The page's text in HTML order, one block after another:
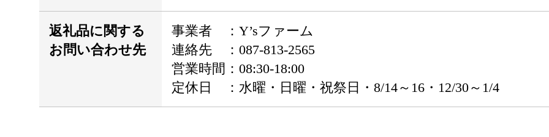
返礼品に関する
お問い合わせ先
事業者 ：Y’sファーム
連絡先 ：087-813-2565
営業時間：08:30-18:00
定休日 ：水曜・日曜・祝祭日・8/14～16・12/30～1/4